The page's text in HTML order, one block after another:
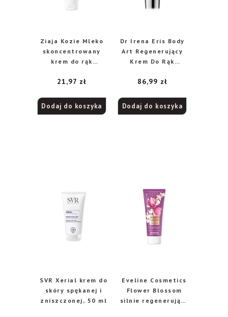
Ziaja Kozie Mleko
skoncentrowany
krem do rąk
wybielający, 50 ml
21,97 zł
Dodaj do koszyka
Dr Irena Eris Body
Art Regenerujący
Krem Do Rąk
Przebarwienia SPF
86,99 zł
Dodaj do koszyka
SVR Xerial krem do
skóry spękanej i
zniszczonej, 50 ml
Eveline Cosmetics
Flower Blossom
silnie regenerujący